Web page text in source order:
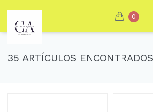
0
35 ARTÍCULOS ENCONTRADOS